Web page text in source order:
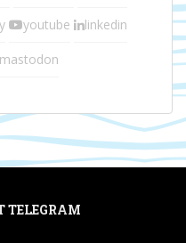
youtube linkedin
mastodon
TELEGRAM